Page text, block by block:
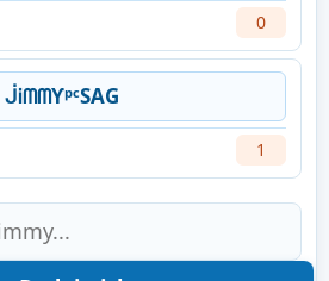
0
ᒎᎥᗰᗰƳᵖᶜSAG
1